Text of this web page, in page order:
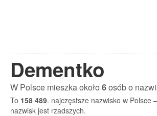
Dementko
W Polsce mieszka około6osób o
To 158 489. najczęstsze nazwisko w Polsce
nazwisk jest rzadszych.